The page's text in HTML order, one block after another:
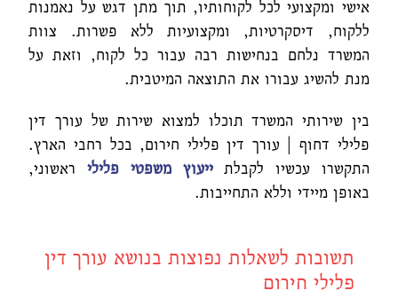
אישי ומקצועי לכל לקוחותיו, תוך מתן דגש על נאמנות
ללקוח, דיסקרטיות, ומקצועיות ללא פשרות. צוות
המשרד נלחם בנחישות רבה עבור כל לקוח, וזאת על
מנת להשיג עבורו את התוצאה המיטבית.
בין שירותי המשרד תוכלו למצוא שירות של עורך דין
פלילי דחוף | עורך דין פלילי חירום, בכל רחבי הארץ.
התקשרו עכשיו לקבלתייעוץ משפטי פליליראשוני,
באופן מיידי וללא התחייבות.
תשובות לשאלות נפוצות בנושא עורך דין
פלילי חירום